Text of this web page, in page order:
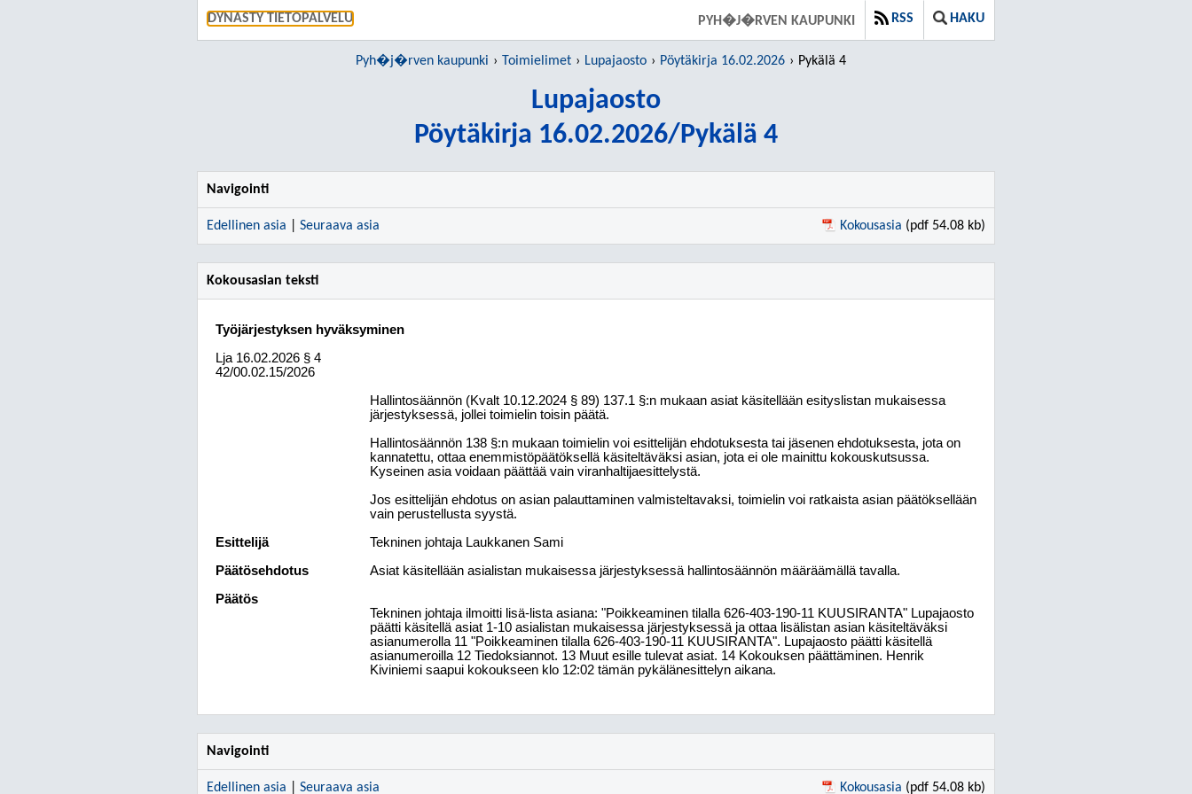
DYNASTY TIETOPALVELU PYH�J�RVEN KAUPUNKI RSS HAKU
Pyh�j�rven kaupunki Toimielimet Lupajaosto Pöytäkirja 16.02.2026 Pykälä 4
Lupajaosto
Pöytäkirja 16.02.2026/Pykälä 4
Navigointi
Edellinen asia Seuraava asia Kokousasia (pdf 54.08 kb)
Kokousasian teksti
Työjärjestyksen hyväksyminen
Lja 16.02.2026 § 4
42/00.02.15/2026
Hallintosäännön (Kvalt 10.12.2024 § 89) 137.1 §:n mukaan asiat käsitellään esityslistan mukaisessa
järjestyksessä, jollei toimielin toisin päätä.
Hallintosäännön 138 §:n mukaan toimielin voi esittelijän ehdotuksesta tai jäsenen ehdotuksesta, jota on
kannatettu, ottaa enemmistöpäätöksellä käsiteltäväksi asian, jota ei ole mainittu kokouskutsussa.
Kyseinen asia voidaan päättää vain viranhaltijaesittelystä.
Jos esittelijän ehdotus on asian palauttaminen valmisteltavaksi, toimielin voi ratkaista asian päätöksellään
vain perustellusta syystä.
Esittelijä
Tekninen johtaja Laukkanen Sami
Päätösehdotus
Asiat käsitellään asialistan mukaisessa järjestyksessä hallintosäännön määräämällä tavalla.
Päätös
Tekninen johtaja ilmoitti lisä-lista asiana: "Poikkeaminen tilalla 626-403-190-11 KUUSIRANTA" Lupajaosto
päätti käsitellä asiat 1-10 asialistan mukaisessa järjestyksessä ja ottaa lisälistan asian käsiteltäväksi
asianumerolla 11 "Poikkeaminen tilalla 626-403-190-11 KUUSIRANTA". Lupajaosto päätti käsitellä
asianumeroilla 12 Tiedoksiannot. 13 Muut esille tulevat asiat. 14 Kokouksen päättäminen. Henrik
Kiviniemi saapui kokoukseen klo 12:02 tämän pykälänesittelyn aikana.
Navigointi
Edellinen asia Seuraava asia Kokousasia (pdf 54.08 kb)